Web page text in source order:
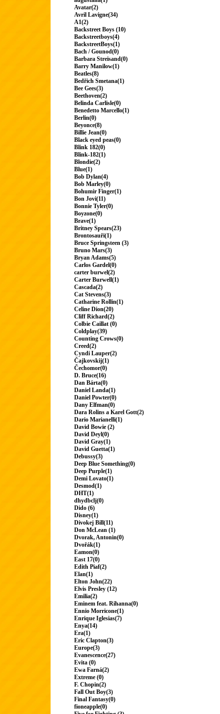
Avatar(2)
Avril Lavigne(34)
A1(2)
Backstreet Boys (10)
Backstreetboys(4)
BackstreetBoys(1)
Bach / Gounod(0)
Barbara Streisand(0)
Barry Manilow(1)
Beatles(8)
Bedřich Smetana(1)
Bee Gees(3)
Beethoven(2)
Belinda Carlisle(0)
Benedetto Marcello(1)
Berlin(0)
Beyonce(8)
Billie Jean(0)
Black eyed peas(0)
Blink 182(0)
Blink-182(1)
Blondie(2)
Blue(1)
Bob Dylan(4)
Bob Marley(0)
Bohumir Finger(1)
Bon Jovi(11)
Bonnie Tyler(0)
Boyzone(0)
Brave(1)
Britney Spears(23)
Brontosauři(1)
Bruce Springsteen (3)
Bruno Mars(3)
Bryan Adams(5)
Carlos Gardel(0)
carter burwel(2)
Carter Burwell(1)
Cascada(2)
Cat Stevens(3)
Catharine Rollin(1)
Celine Dion(20)
Cliff Richard(2)
Colbie Caillat (0)
Coldplay(39)
Counting Crows(0)
Creed(2)
Cyndi Lauper(2)
Čajkovskij(1)
Čechomor(0)
D. Bruce(16)
Dan Bárta(0)
Daniel Landa(1)
Daniel Powter(0)
Dany Elfman(0)
Dara Rolins a Karel Gott(2)
Dario Marianelli(1)
David Bowie (2)
David Deyl(0)
David Gray(1)
David Guetta(1)
Debussy(3)
Deep Blue Something(0)
Deep Purple(1)
Demi Lovato(1)
Desmod(1)
DHT(1)
dhydbclj(0)
Dido (6)
Disney(1)
Divokej Bill(11)
Don McLean (1)
Dvorak, Antonin(0)
Dvořák(1)
Eamon(0)
East 17(0)
Edith Piaf(2)
Elan(1)
Elton John(22)
Elvis Presley (12)
Emilia(2)
Eminem feat. Rihanna(0)
Ennio Morricone(1)
Enrique Iglesias(7)
Enya(14)
Era(1)
Eric Clapton(3)
Europe(3)
Evanescence(27)
Evita (0)
Ewa Farná(2)
Extreme (0)
F. Chopin(2)
Fall Out Boy(3)
Final Fantasy(0)
fioneapple(0)